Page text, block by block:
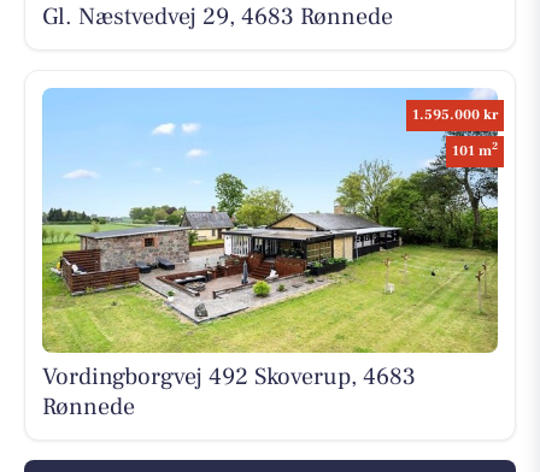
Gl. Næstvedvej 29, 4683 Rønnede
1.595.000 kr
101 m2
Vordingborgvej 492 Skoverup, 4683
Rønnede